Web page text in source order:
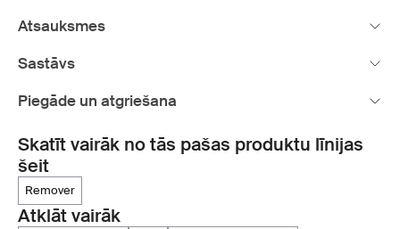
Atsauksmes
Sastāvs
Piegāde un atgriešana
Skatīt vairāk no tās pašas produktu līnijas
šeit
remover
Atklāt vairāk